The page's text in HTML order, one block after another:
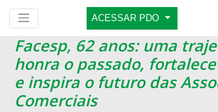
ACESSAR PDO
Facesp, 62 anos: uma
honra o passado,
e inspira o futuro das
Comerciais